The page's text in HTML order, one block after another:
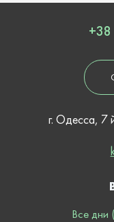
г. Одесса, 7
Все